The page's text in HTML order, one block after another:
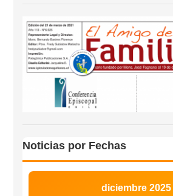
Noticias por Fechas
diciembre 2025